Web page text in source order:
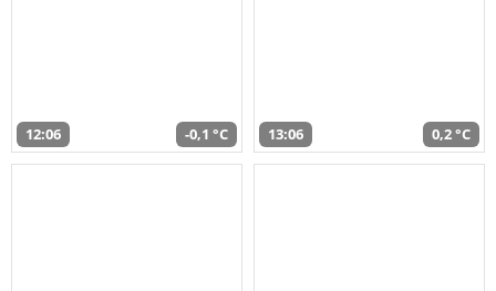
12:06 -0,1 °C 13:06 0,2 °C